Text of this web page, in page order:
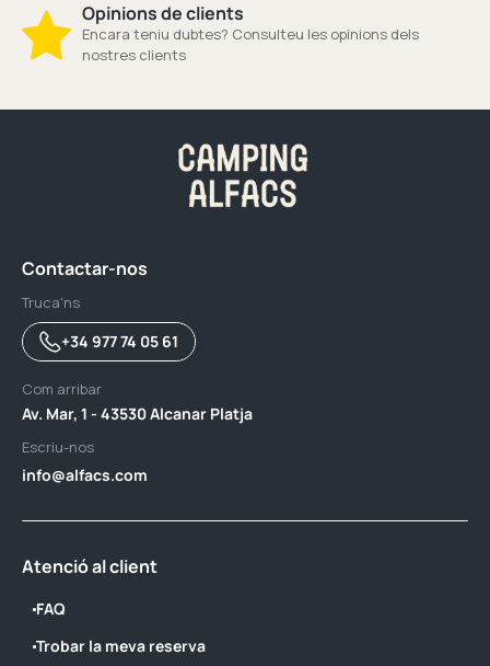
Opinions de clients
Encara teniu dubtes? Consulteu les opinions dels
nostres clients
Contactar-nos
Truca'ns
+34 977 74 05 61
Com arribar
Av. Mar, 1 - 43530 Alcanar Platja
Escriu-nos
info@alfacs.com
Atenció al client
FAQ
Trobar la meva reserva